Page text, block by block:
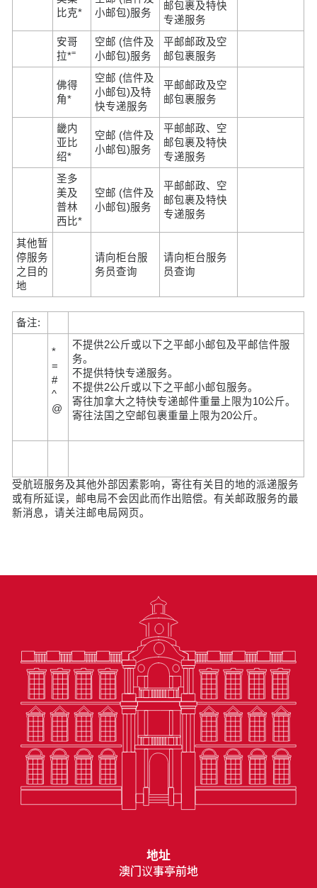
比克*
小邮包)服务
邮包裹及特快
专递服务
安哥
拉*=
空邮 (信件及
小邮包)服务
平邮邮政及空
邮包裹服务
佛得
角*
空邮 (信件及
小邮包)及特
快专递服务
平邮邮政及空
邮包裹服务
畿内
亚比
绍*
空邮 (信件及
小邮包)服务
平邮邮政、空
邮包裹及特快
专递服务
圣多
美及
普林
西比*
空邮 (信件及
小邮包)服务
平邮邮政、空
邮包裹及特快
专递服务
其他暂
停服务
之目的
地
请向柜台服
务员查询
请向柜台服务
员查询
备注:
*
=
#
^
@
不提供2公斤或以下之平邮小邮包及平邮信件服
务。
不提供特快专递服务。
不提供2公斤或以下之平邮小邮包服务。
寄往加拿大之特快专递邮件重量上限为10公斤。
寄往法国之空邮包裹重量上限为20公斤。
受航班服务及其他外部因素影响，寄往有关目的地的派递服务
或有所延误，邮电局不会因此而作出赔偿。有关邮政服务的最
新消息，请关注邮电局网页。
地址
澳门议事亭前地